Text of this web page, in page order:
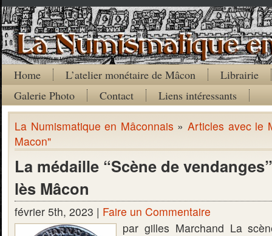
Home L’atelier monétaire de Mâcon
Librairie
Galerie Photo
Contact Liens intéressants
La Numismatique en Mâconnais »Articles avec le
Macon"
La médaille “Scène de
lès Mâcon
février 5th, 2023 | Faire un Commentaire
par gilles Marchand La